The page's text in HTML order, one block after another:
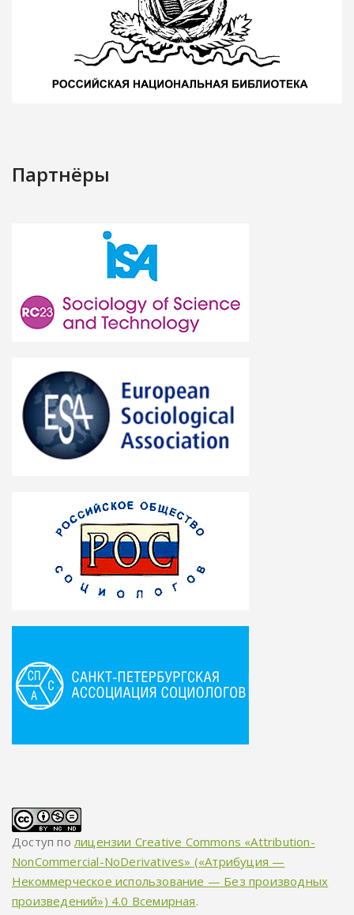
Партнёры
Доступ по лицензии Creative Commons «Attribution-
NonCommercial-NoDerivatives» («Атрибуция —
Некоммерческое использование — Без производных
произведений») 4.0 Всемирная.